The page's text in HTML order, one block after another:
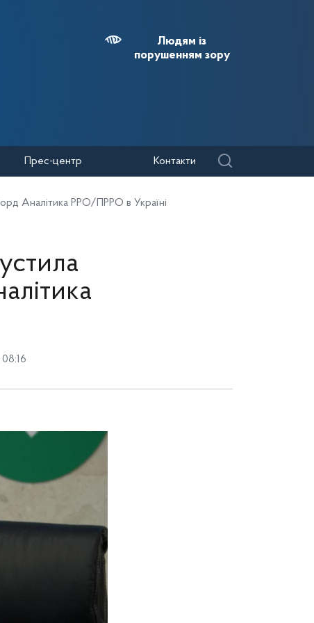
Людям із
порушенням зору
Прес-центр Контакти
Аналітика РРО/ПРРО в Україні